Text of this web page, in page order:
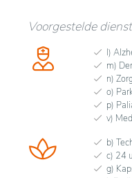
Voorgestelde
l)
m)
n)
o)
p)
v)
b)
c) 24
g)